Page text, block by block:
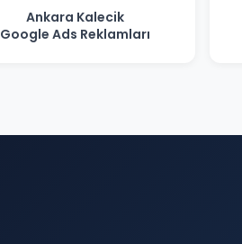
Ankara Kalecik
Google Ads Reklamları